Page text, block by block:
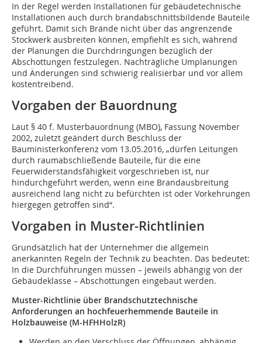
In der Regel werden Installationen für gebäudetechnische
Installationen auch durch brandabschnittsbildende Bauteile
geführt. Damit sich Brände nicht über das angrenzende
Stockwerk ausbreiten können, empfiehlt es sich, während
der Planungen die Durchdringungen bezüglich der
Abschottungen festzulegen. Nachträgliche Umplanungen
und Änderungen sind schwierig realisierbar und vor allem
kostentreibend.
Vorgaben der Bauordnung
Laut § 40 f. Musterbauordnung (MBO), Fassung November
2002, zuletzt geändert durch Beschluss der
Bauministerkonferenz vom 13.05.2016, „dürfen Leitungen
durch raumabschließende Bauteile, für die eine
Feuerwiderstandsfähigkeit vorgeschrieben ist, nur
hindurchgeführt werden, wenn eine Brandausbreitung
ausreichend lang nicht zu befürchten ist oder Vorkehrungen
hiergegen getroffen sind“.
Vorgaben in Muster-Richtlinien
Grundsätzlich hat der Unternehmer die allgemein
anerkannten Regeln der Technik zu beachten. Das bedeutet:
In die Durchführungen müssen – jeweils abhängig von der
Gebäudeklasse – Abschottungen eingebaut werden.
Muster-Richtlinie über Brandschutztechnische
Anforderungen an hochfeuerhemmende Bauteile in
Holzbauweise (M-HFHHolzR)